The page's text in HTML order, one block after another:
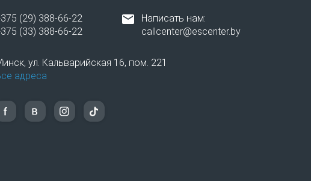
(29) 388-66-22
(33) 388-66-22
Написать нам:
callcenter@escenter.by
ул. Кальварийская 16, пом. 221
адреса